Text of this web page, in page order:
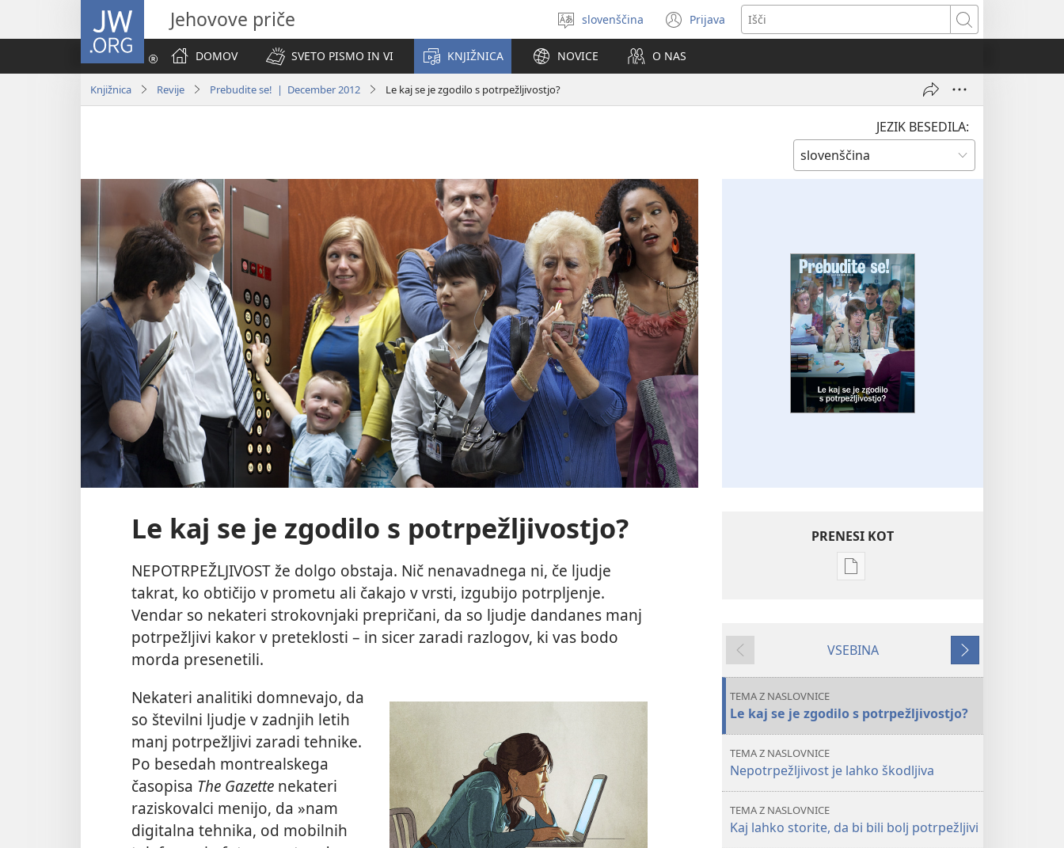
JW.ORG Jehovove priče
Izberite
jezik
slovenščina Prijava
(odpre
novo
Išči
DOMOV
SVETO PISMO IN VI KNJIŽNICA NOVICE O NAS
Knjižnica Revije Prebudite se! | December 2012 Le kaj se je zgodilo s potrpežljivostjo?
JEZIK BESEDILA:
Le kaj se je zgodilo s potrpežljivostjo?
NEPOTRPEŽLJIVOST že dolgo obstaja. Nič nenavadnega ni, če ljudje
takrat, ko obtičijo v prometu ali čakajo v vrsti, izgubijo potrpljenje.
Vendar so nekateri strokovnjaki prepričani, da so ljudje dandanes manj
potrpežljivi kakor v preteklosti – in sicer zaradi razlogov, ki vas bodo
morda presenetili.
Nekateri analitiki domnevajo, da
so številni ljudje v zadnjih letih
manj potrpežljivi zaradi tehnike.
Po besedah montrealskega
časopisa The Gazette nekateri
raziskovalci menijo, da »nam
digitalna tehnika, od mobilnih
PRENESI KOT
Možnosti
PREBUDITE
kaj
se
zgodilo
Nazaj
VSEBINA
Naprej
TEMA Z NASLOVNICE
Le kaj se je zgodilo s potrpežljivostjo?
TEMA Z NASLOVNICE
Nepotrpežljivost je lahko škodljiva
TEMA Z NASLOVNICE
Kaj lahko storite, da bi bili bolj potrpežljivi